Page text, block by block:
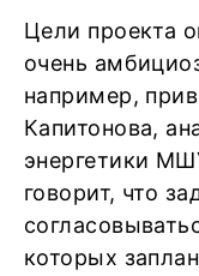
Цели проекта
очень
например,
Капитонова,
энергетики
говорит, что
которых